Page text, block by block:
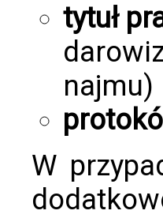
tytuł
najmu)
W